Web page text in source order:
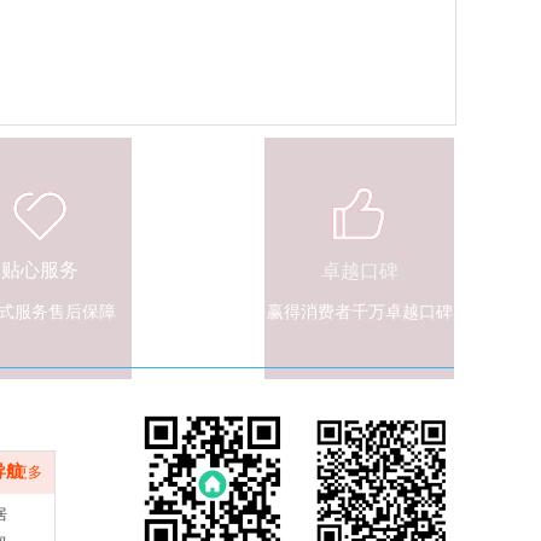
服务售后保障
贴心服务
赢得消费者千万卓越口碑
卓越口碑
航更多